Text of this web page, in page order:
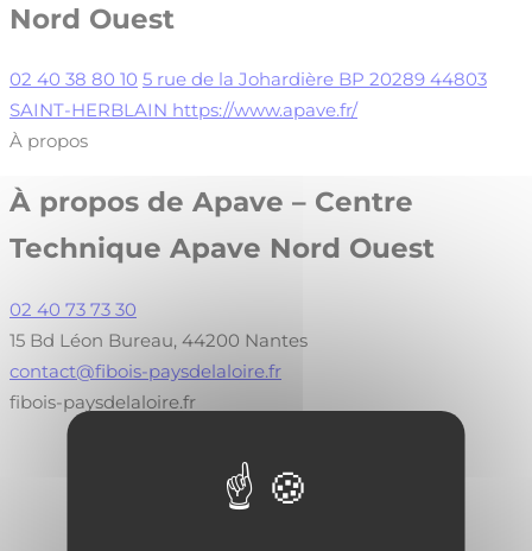
Nord Ouest
02 40 38 80 10 5 rue de la Johardière BP 20289 44803
SAINT-HERBLAIN https://www.apave.fr/
À propos
À propos de Apave – Centre
Technique Apave Nord Ouest
02 40 73 73 30
15 Bd Léon Bureau, 44200 Nantes
contact@fibois-paysdelaloire.fr
fibois-paysdelaloire.fr